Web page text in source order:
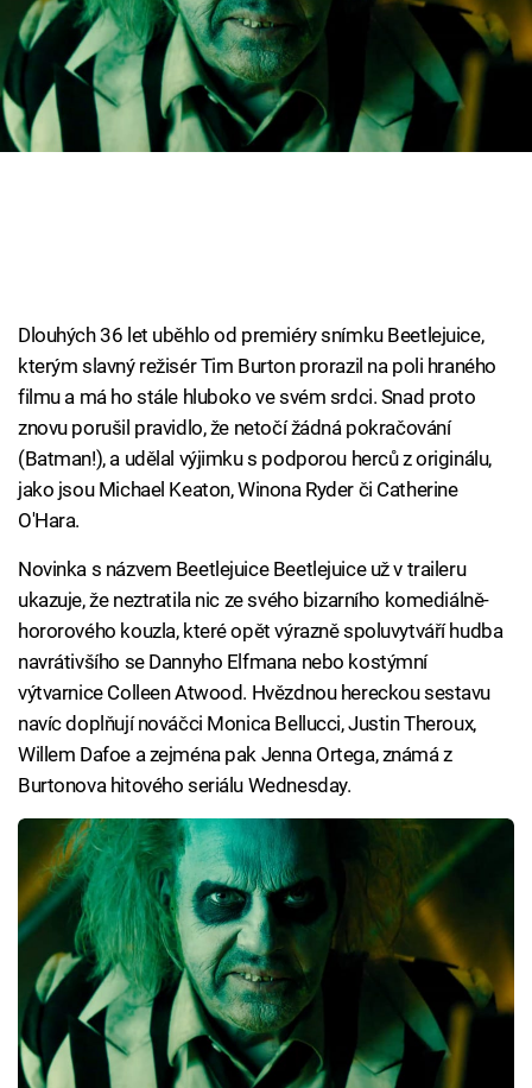
Cool Esport
Pořady
TV Program
Sledujte nás
Dlouhých 36 let uběhlo od premiéry snímku Beetlejuice,
kterým slavný režisér Tim Burton prorazil na poli hraného
filmu a má ho stále hluboko ve svém srdci. Snad proto
znovu porušil pravidlo, že netočí žádná pokračování
(Batman!), a udělal výjimku s podporou herců z originálu,
jako jsou Michael Keaton, Winona Ryder či Catherine
O'Hara.
Novinka s názvem Beetlejuice Beetlejuice už v traileru
ukazuje, že neztratila nic ze svého bizarního komediálně-
hororového kouzla, které opět výrazně spoluvytváří hudba
navrátivšího se Dannyho Elfmana nebo kostýmní
výtvarnice Colleen Atwood. Hvězdnou hereckou sestavu
navíc doplňují nováčci Monica Bellucci, Justin Theroux,
Willem Dafoe a zejména pak Jenna Ortega, známá z
Burtonova hitového seriálu Wednesday.